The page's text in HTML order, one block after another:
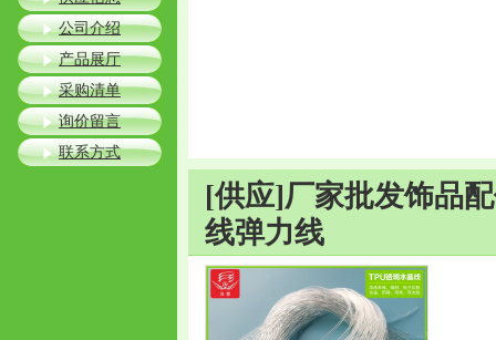
[供应]厂家批发饰品
线弹力线
公司介绍
产品展厅
采购清单
询价留言
联系方式